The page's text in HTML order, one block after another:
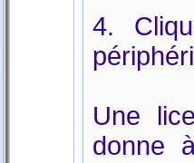
4.
Une
donne